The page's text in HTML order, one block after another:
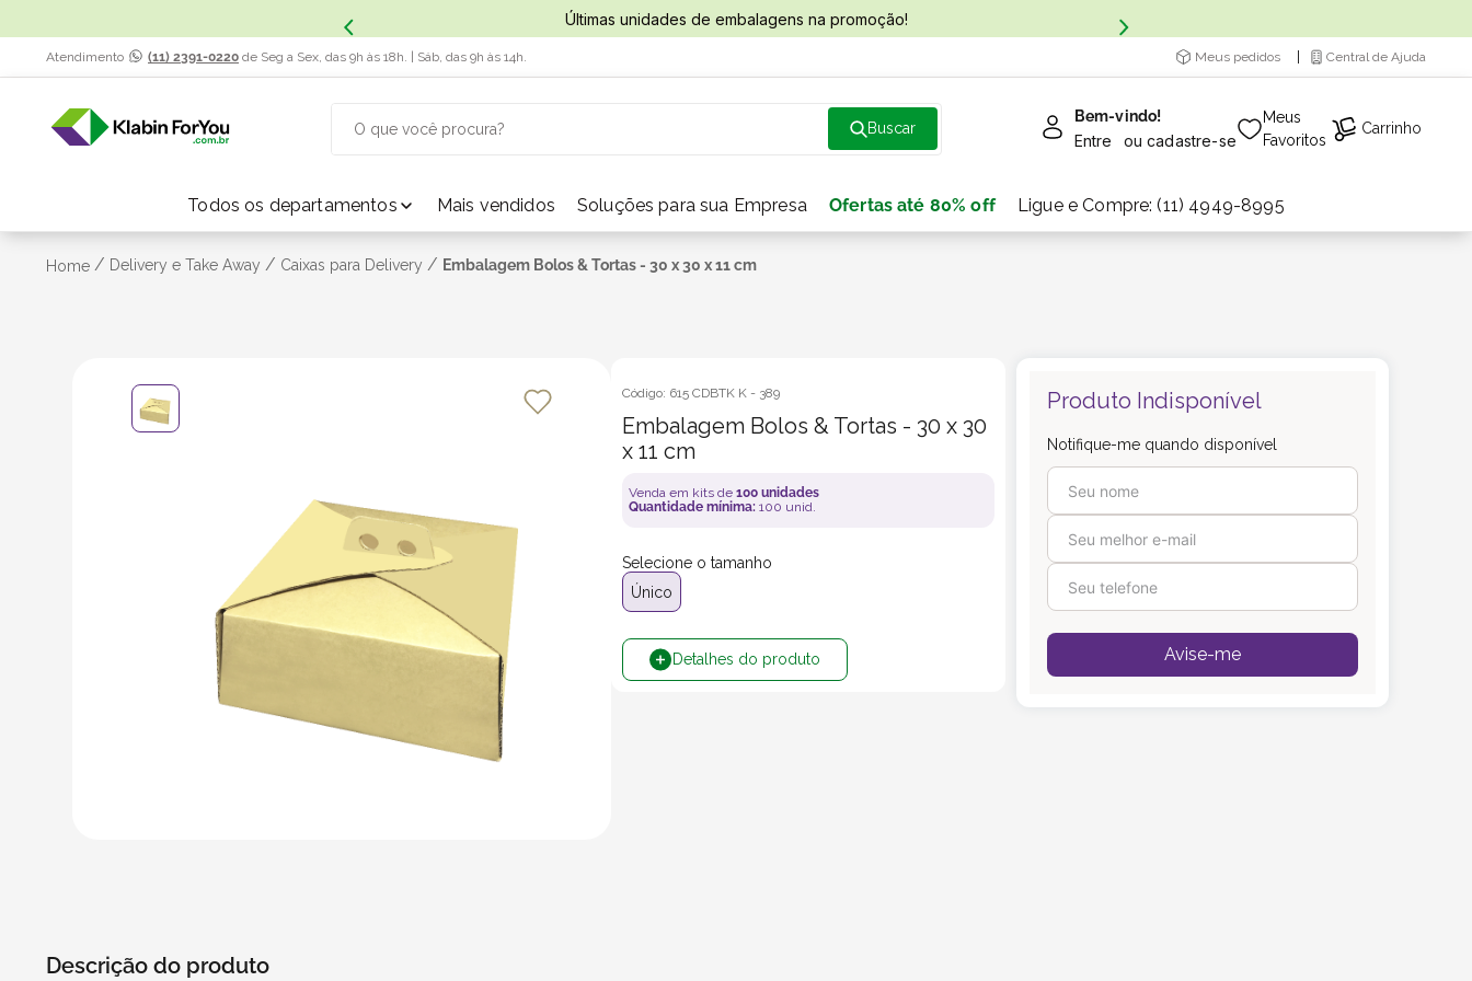
Últimas unidades de embalagens na promoção!
Atendimento (11) 2391-0220 de Seg a Sex, das 9h às 18h. | Sáb, das 9h às 14h. Meus pedidos Central de Ajuda
Bem-vindo!
Entre ou cadastre-se
Meus
Favoritos
Carrinho
Todos os departamentos Mais vendidos Soluções para sua Empresa Ofertas até 80% off Ligue e Compre: (11) 4949-8995
Home / Delivery e Take Away / Caixas para Delivery / Embalagem Bolos & Tortas - 30 x 30 x 11 cm
Código: 615 CDBTK K - 389
Embalagem Bolos & Tortas - 30 x 30
x 11 cm
Venda em kits de 100 unidades
Quantidade mínima: 100 unid.
Selecione o tamanho
Único
Detalhes do produto
Produto Indisponível
Notifique-me quando disponível
Avise-me
Descrição do produto
TERMOS MAIS BUSCADOS
1º caixa papelão
bebida
café